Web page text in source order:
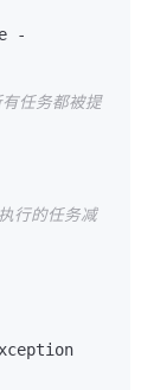
任务都被提
行的任务减